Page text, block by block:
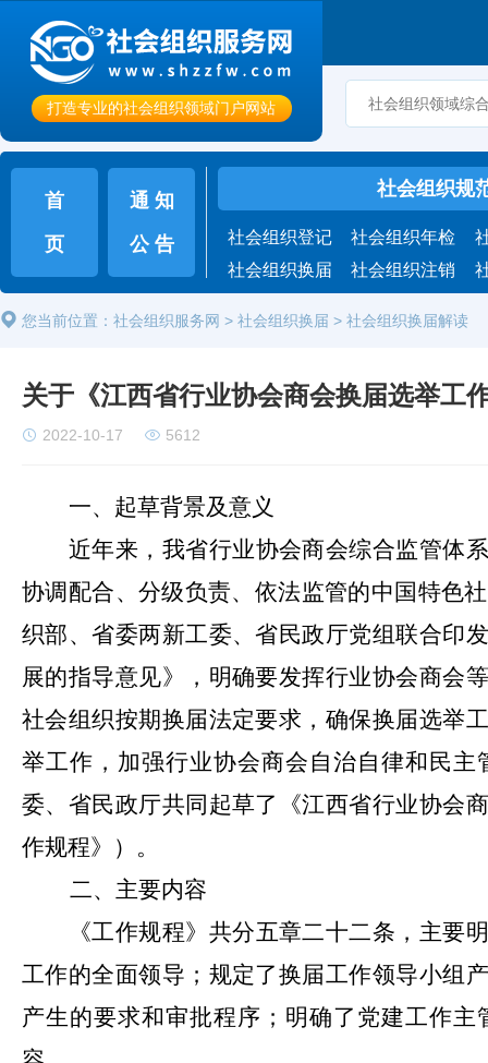
打造专业的社会组织领域门户网站
首
页
通 知
公 告
社会组织规
社会组织登记 社会组织年检
社会组织换届
社会组织注销
您当前位置： 社会组织服务网 > 社会组织换届 > 社会组织换届解读
关于《江西省行业协会商会换届选举工
2022-10-17 5612
一、起草背景及意义
近年来，我省行业协会商会综合监管体
协调配合、分级负责、依法监管的中国特色
织部、省委两新工委、省民政厅党组联合印
展的指导意见》，明确要发挥行业协会商会
社会组织按期换届法定要求，确保换届选举
举工作，加强行业协会商会自治自律和民
委、省民政厅共同起草了《江西省行业协会
作规程》）。
二、主要内容
《工作规程》共分五章二十二条，主要
工作的全面领导；规定了换届工作领导小组
产生的要求和审批程序；明确了党建工作